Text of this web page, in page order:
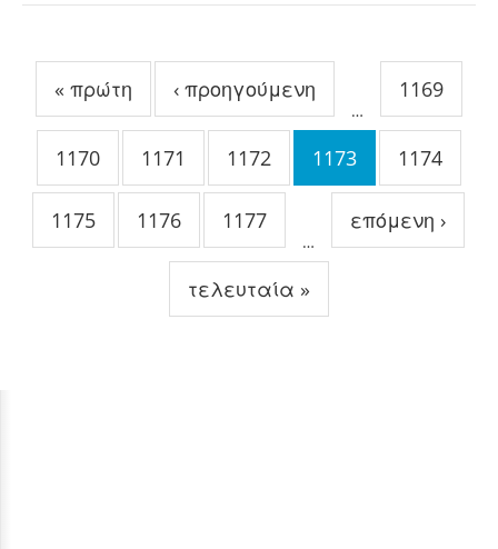
« πρώτη ‹ προηγούμενη
…
1169
1170 1171 1172 1173 1174
1175 1176 1177
…
επόμενη ›
τελευταία »